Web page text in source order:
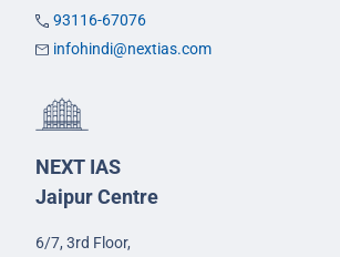
93116-67076
infohindi@nextias.com
NEXT IAS
Jaipur Centre
6/7, 3rd Floor,